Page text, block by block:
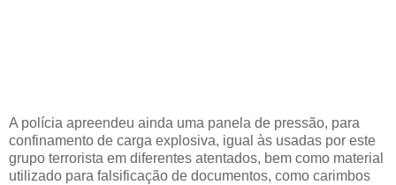
A polícia apreendeu ainda uma panela de pressão, para
confinamento de carga explosiva, igual às usadas por este
grupo terrorista em diferentes atentados, bem como material
utilizado para falsificação de documentos, como carimbos